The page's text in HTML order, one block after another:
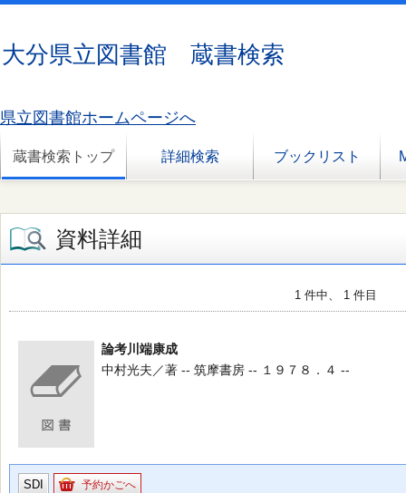
大分県立図書館 蔵書検索
県立図書館ホームページへ
蔵書検索トップ 詳細検索 ブックリスト
資料詳細
1 件中、 1 件目
論考川端康成
中村光夫／著 -- 筑摩書房 -- １９７８．４ --
SDI 予約かごへ